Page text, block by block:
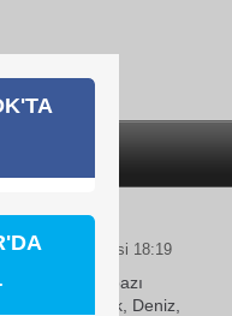
2026 Pazartesi 18:19
İlçesinin bazı
(Varlık, Deniz,